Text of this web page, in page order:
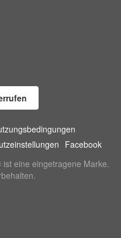
Facebook
eine eingetragene Marke.